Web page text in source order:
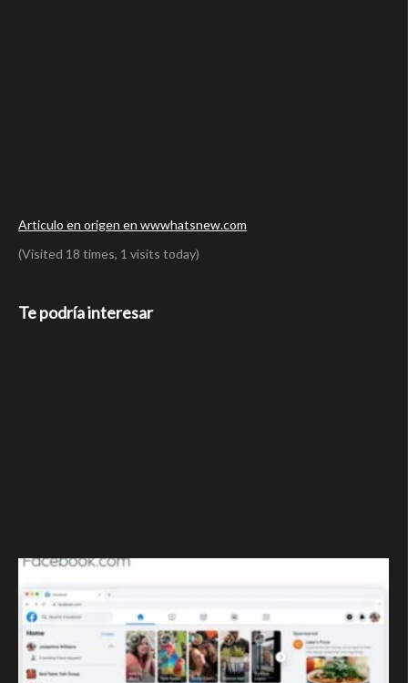
Articulo en origen en wwwhatsnew.com
(Visited 18 times, 1 visits today)
Te podría interesar